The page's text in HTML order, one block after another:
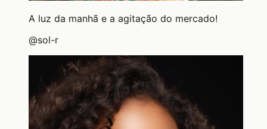
A luz da manhã e a agitação do mercado!
@sol-r